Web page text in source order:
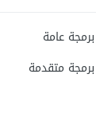
عامة
متقدمة